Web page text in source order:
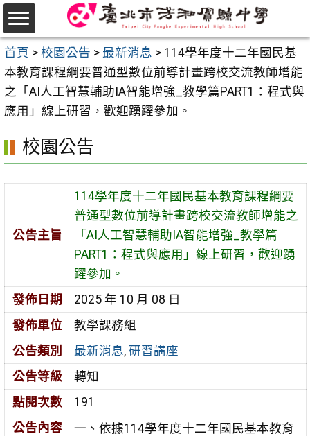
跳
至
主
要
內
容
首頁 > 校園公告 > 最新消息 > 114學年度十二年國民基
本教育課程綱要普通型數位前導計畫跨校交流教師增能
之「AI人工智慧輔助IA智能增強_教學篇PART1：程式與
應用」線上研習，歡迎踴躍參加。
校園公告
公告主旨
114學年度十二年國民基本教育課程綱要
普通型數位前導計畫跨校交流教師增能之
「AI人工智慧輔助IA智能增強_教學篇
PART1：程式與應用」線上研習，歡迎踴
躍參加。
發佈日期
2025 年 10 月 08 日
發佈單位
教學課務組
公告類別
最新消息, 研習講座
公告等級
轉知
點閱次數
191
公告內容
一、依據114學年度十二年國民基本教育
選
單